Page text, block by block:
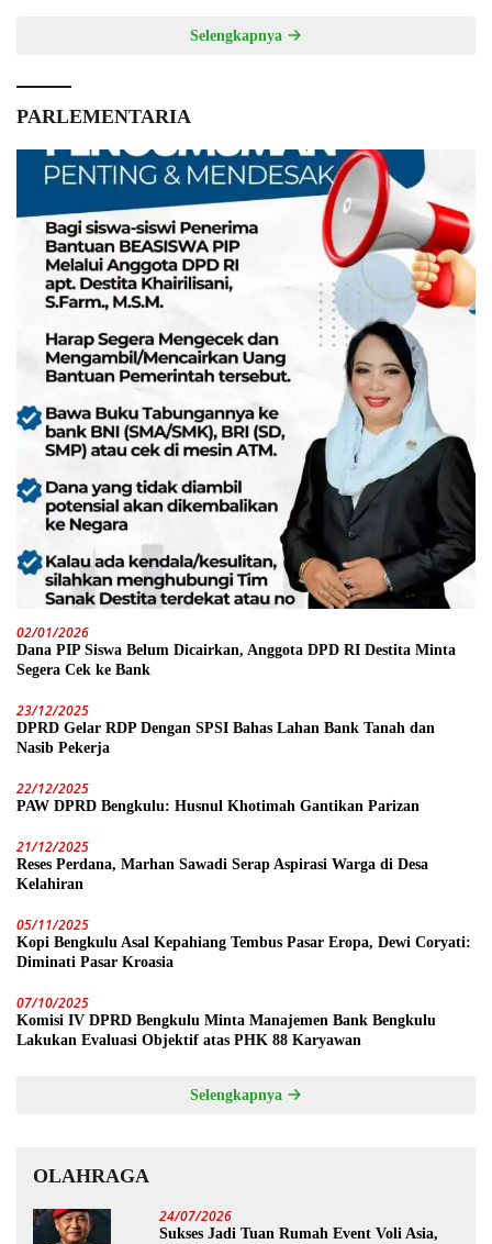
Selengkapnya
PARLEMENTARIA
02/01/2026
Dana PIP Siswa Belum Dicairkan, Anggota DPD RI Destita Minta
Segera Cek ke Bank
23/12/2025
DPRD Gelar RDP Dengan SPSI Bahas Lahan Bank Tanah dan
Nasib Pekerja
22/12/2025
PAW DPRD Bengkulu: Husnul Khotimah Gantikan Parizan
21/12/2025
Reses Perdana, Marhan Sawadi Serap Aspirasi Warga di Desa
Kelahiran
05/11/2025
Kopi Bengkulu Asal Kepahiang Tembus Pasar Eropa, Dewi Coryati:
Diminati Pasar Kroasia
07/10/2025
Komisi IV DPRD Bengkulu Minta Manajemen Bank Bengkulu
Lakukan Evaluasi Objektif atas PHK 88 Karyawan
Selengkapnya
OLAHRAGA
24/07/2026
Sukses Jadi Tuan Rumah Event Voli Asia,